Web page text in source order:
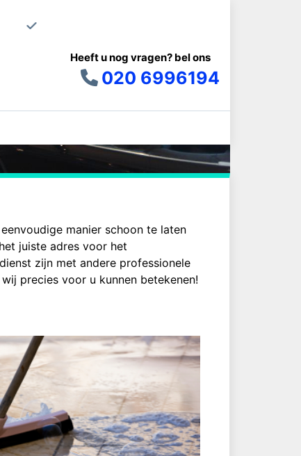
Heeft u nog vragen? bel ons
020 6996194
manier schoon te laten
juiste adres voor het
zijn met andere professionele
precies voor u kunnen betekenen!